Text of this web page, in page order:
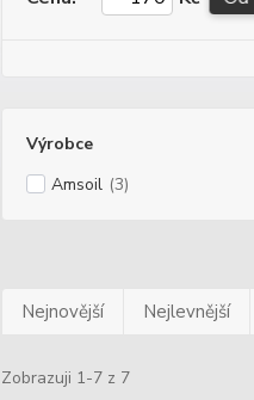
Výrobce
Amsoil (3)
Nejnovější Nejlevnější
Zobrazuji 1-7 z 7